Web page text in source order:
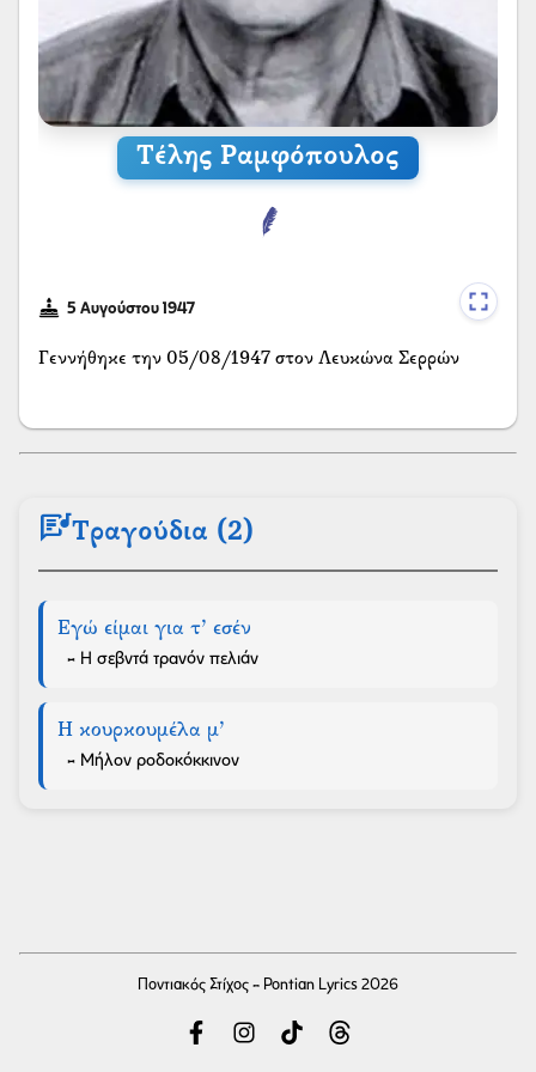
Τέλης Ραμφόπουλος
5 Αυγούστου 1947
Γεννήθηκε την 05/08/1947 στον Λευκώνα Σερρών
lyricsΤραγούδια (2)
Εγώ είμαι για τ’ εσέν
- Η σεβντά τρανόν πελιάν
Η κουρκουμέλα μ’
- Μήλον ροδοκόκκινον
Ποντιακός Στίχος - Pontian Lyrics 2026